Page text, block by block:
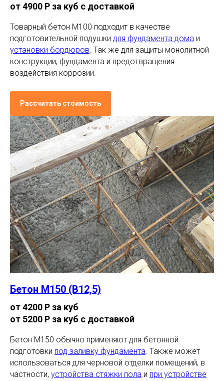
от 4900 Р за куб с доставкой
Товарный бетон М100 подходит в качестве
подготовительной подушки для фундамента дома и
установки бордюров. Так же для защиты монолитной
конструкции, фундамента и предотвращения
воздействия коррозии.
Рассчитать стоимость
Бетон М150 (В12,5)
от 4200 Р за куб
от 5200 Р за куб с доставкой
Бетон М150 обычно применяют для бетонной
подготовки под заливку фундамента. Также может
использоваться для черновой отделки помещений, в
частности, устройства стяжки пола.и при устройстве